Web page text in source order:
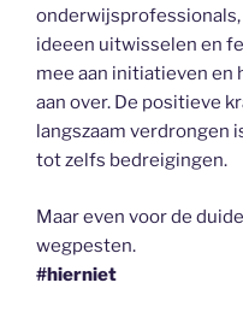
ideeen uitwisselen en
mee aan initiatieven en
aan over. De positieve
langszaam verdrongen
tot zelfs bedreigingen.
Maar even voor de
wegpesten.
#hierniet